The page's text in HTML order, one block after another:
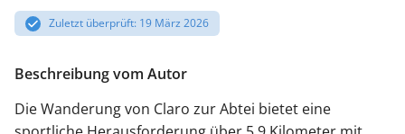
Zuletzt überprüft: 19 März 2026
Beschreibung vom Autor
Die Wanderung von Claro zur Abtei bietet eine